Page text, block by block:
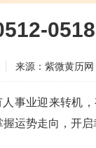
0518
来源：紫微黄历网
业迎来转机，
运势走向，开启